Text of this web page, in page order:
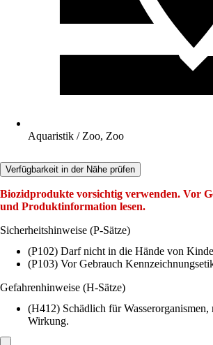
Aquaristik / Zoo, Zoo
Verfügbarkeit in der Nähe prüfen
Biozidprodukte vorsichtig verwenden. Vor
und Produktinformation lesen.
Sicherheitshinweise (P-Sätze)
(P102) Darf nicht in die Hände von
(P103) Vor Gebrauch
Gefahrenhinweise (H-Sätze)
(H412) Schädlich für
Wirkung.